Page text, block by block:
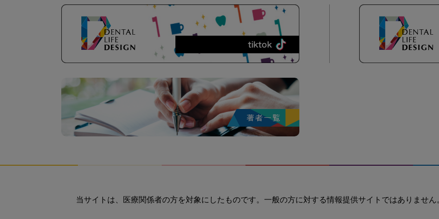
当サイトは、医療関係者の方を対象にしたものです。一般の方に対する情報提供サイトではありません